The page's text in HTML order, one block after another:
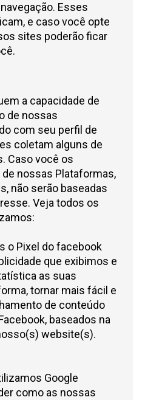
Esses
e caso você opte
sites poderão ficar
a capacidade de
de nossas
com seu perfil de
coletam alguns de
Caso você os
nossas Plataformas,
não serão baseadas
Veja todos os
o Pixel do facebook
que exibimos e
as suas
tornar mais fácil e
de conteúdo
baseados na
website(s).
Google
como as nossas